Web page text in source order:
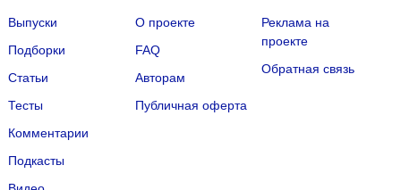
Выпуски
Подборки
Статьи
Тесты
Комментарии
Подкасты
О проекте
FAQ
Авторам
Публичная оферта
Реклама на
проекте
Обратная связь